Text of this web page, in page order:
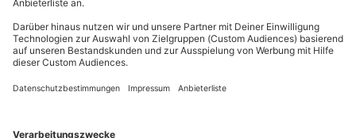
Du möchtest als Firma bestellen?
Sichere Dir attraktive Firmenkunden Vorteile.
089 / 21 12 90 20
Mo-Fr: 9-17 Uhr